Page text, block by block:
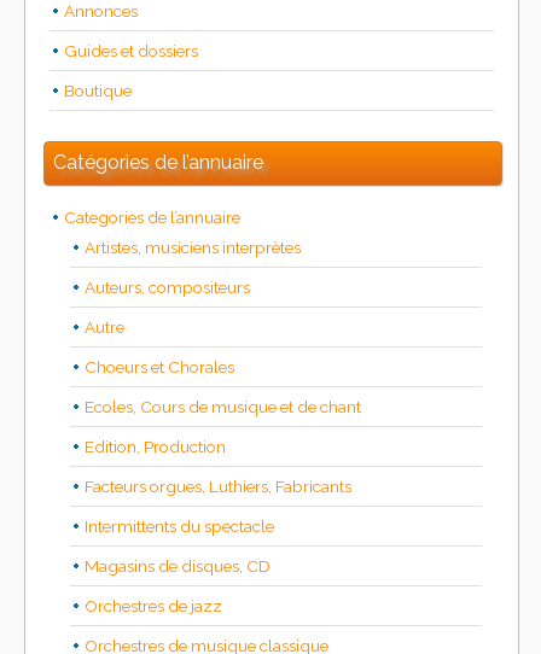
Annonces
Guides et dossiers
Boutique
Catégories de l’annuaire
Categories de l’annuaire
Artistes, musiciens interprètes
Auteurs, compositeurs
Autre
Choeurs et Chorales
Ecoles, Cours de musique et de chant
Edition, Production
Facteurs orgues, Luthiers, Fabricants
Intermittents du spectacle
Magasins de disques, CD
Orchestres de jazz
Orchestres de musique classique